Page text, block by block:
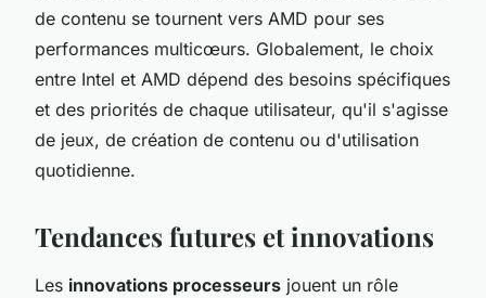
de contenu se tournent vers AMD pour ses
performances multicœurs. Globalement, le choix
entre Intel et AMD dépend des besoins spécifiques
et des priorités de chaque utilisateur, qu'il s'agisse
de jeux, de création de contenu ou d'utilisation
quotidienne.
Tendances futures et innovations
Les innovations processeurs jouent un rôle